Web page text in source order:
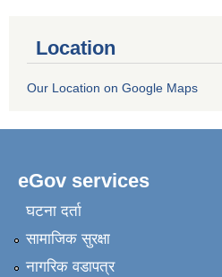
Location
Our Location on Google Maps
eGov services
घटना दर्ता
सामाजिक सुरक्षा
नागरिक वडापत्र